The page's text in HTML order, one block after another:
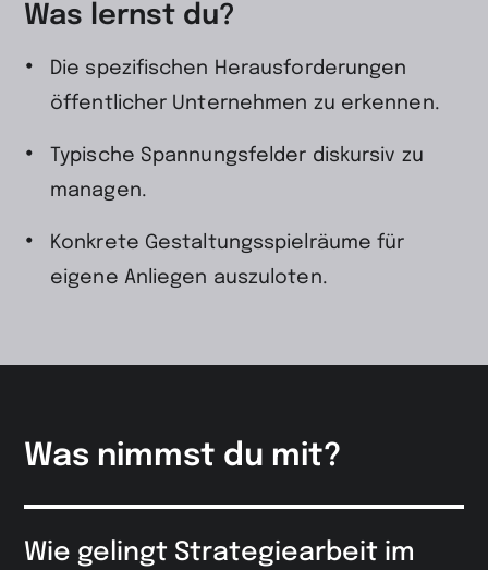
Was lernst du?
Die spezifischen Herausforderungen
öffentlicher Unternehmen zu erkennen.
Typische Spannungsfelder diskursiv zu
managen.
Konkrete Gestaltungsspielräume für
eigene Anliegen auszuloten.
Was nimmst du mit?
Wie gelingt Strategiearbeit im